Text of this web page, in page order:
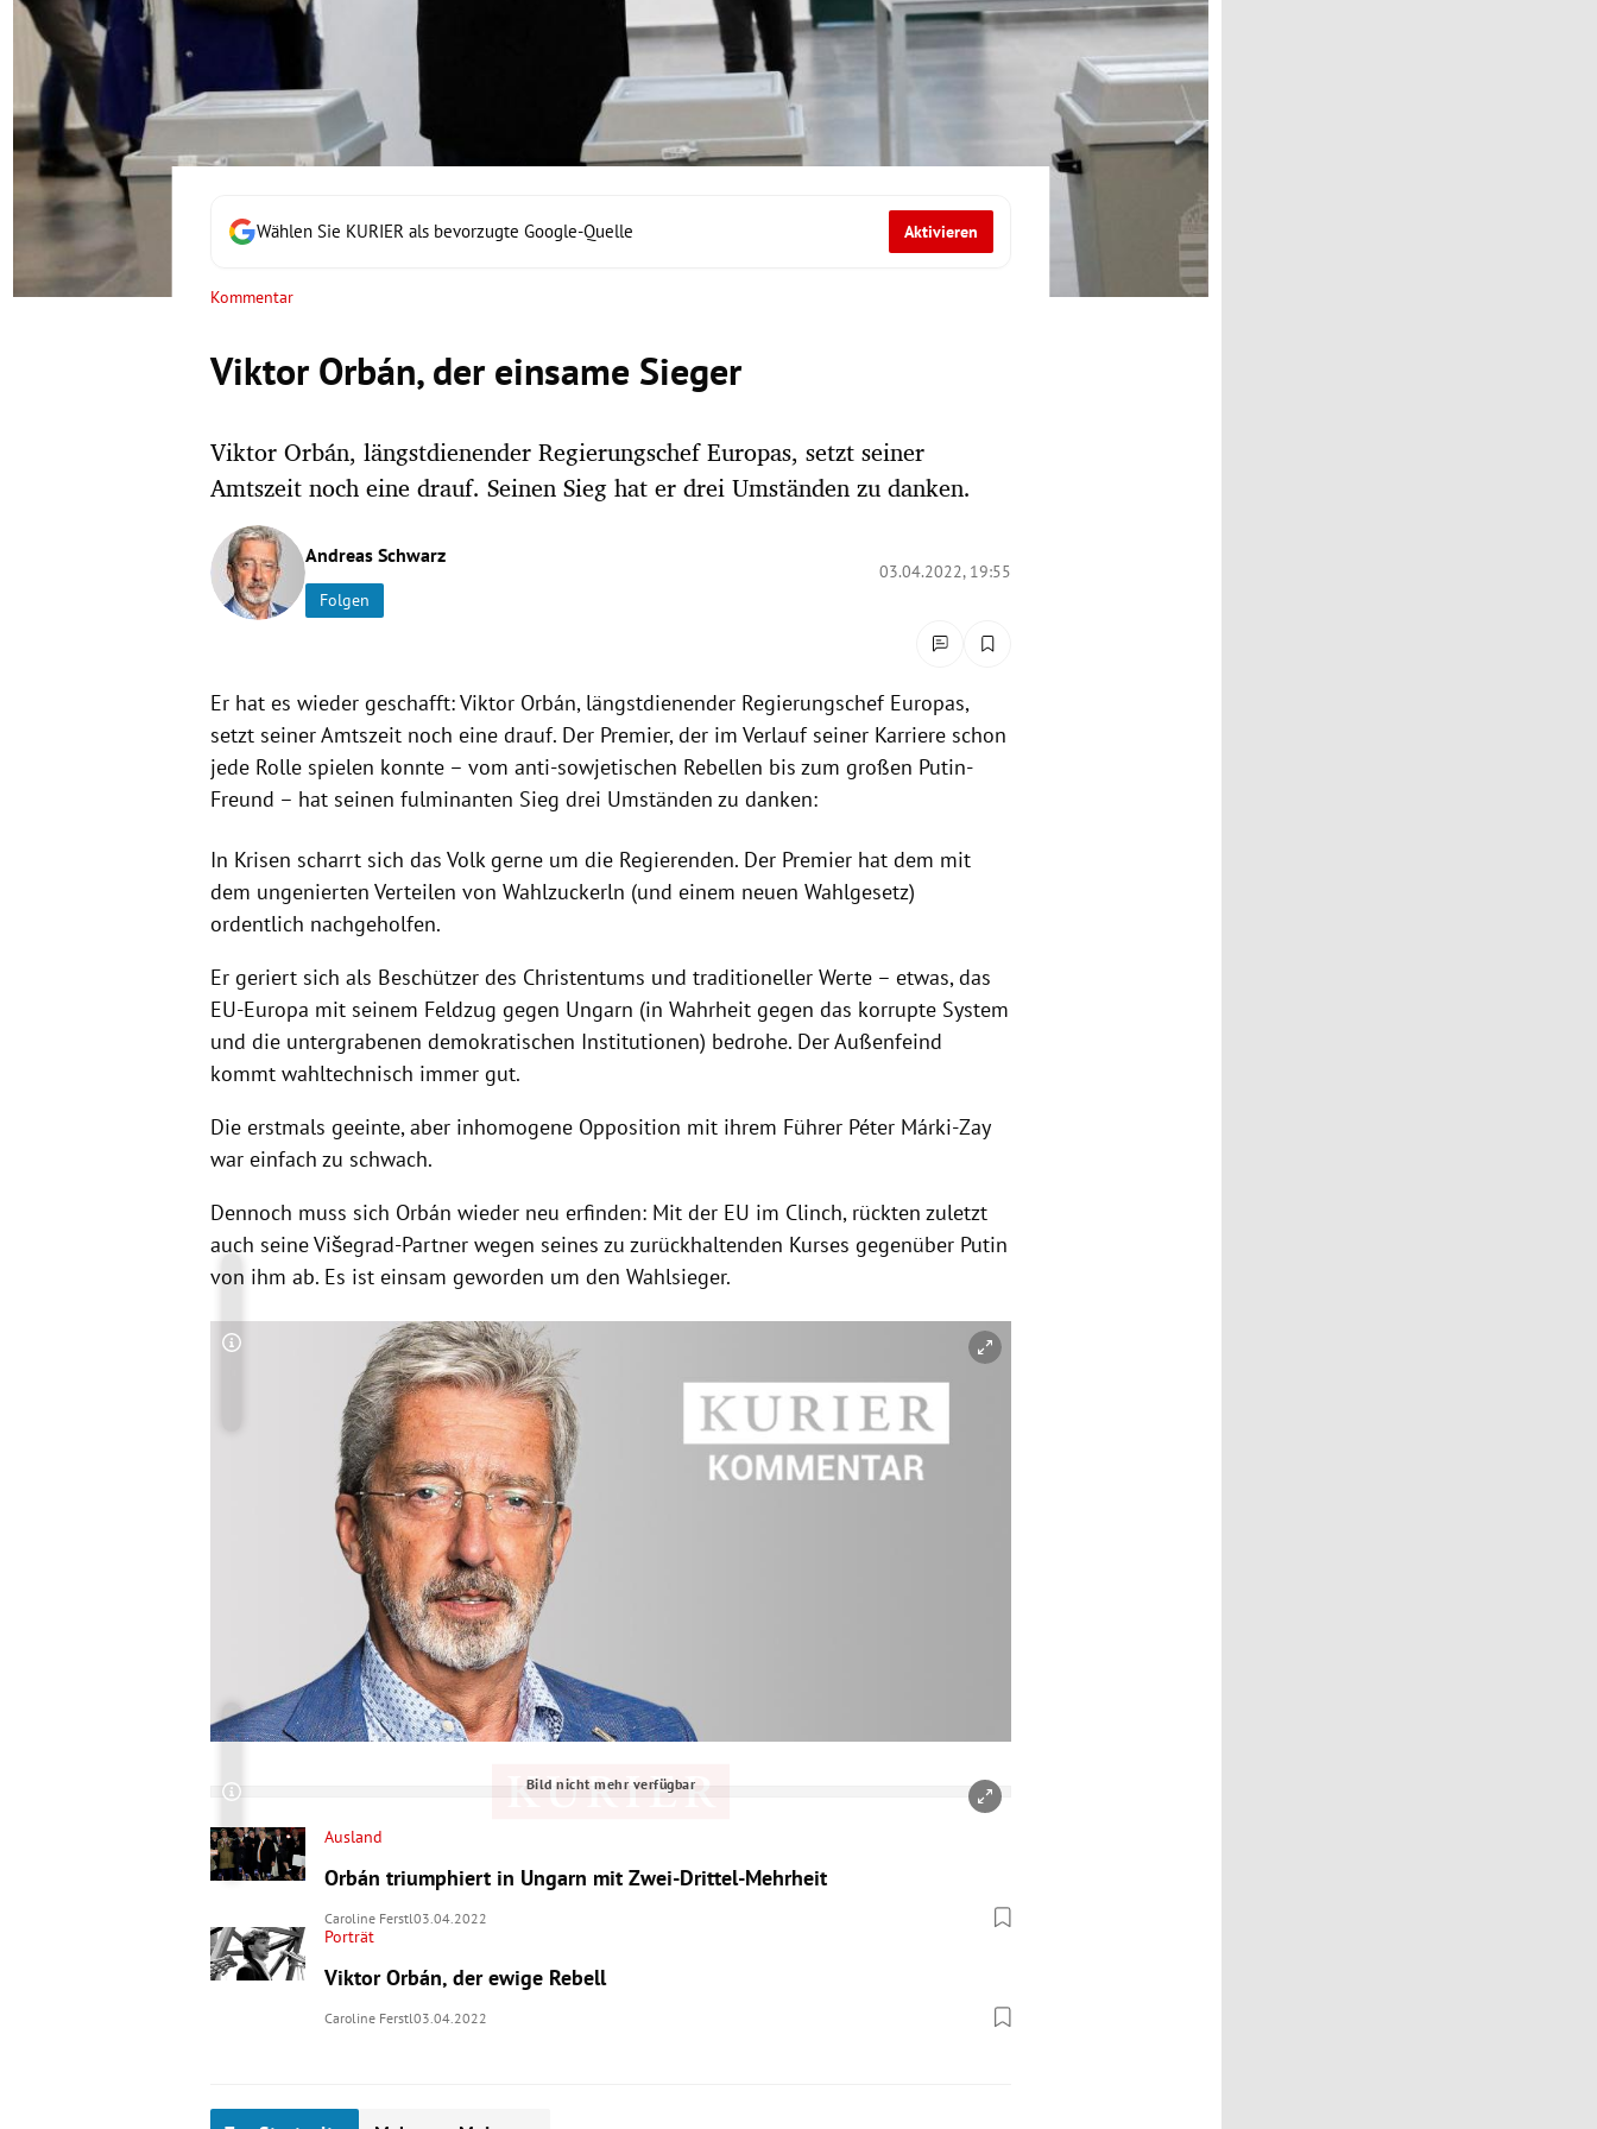
Untermenü
Untermenü
Untermenü
Untermenü
Untermenü
Wählen Sie KURIER als bevorzugte Google-Quelle Aktivieren
Kommentar
Viktor Orbán, der einsame Sieger
Viktor Orbán, längstdienender Regierungschef Europas, setzt seiner
Amtszeit noch eine drauf. Seinen Sieg hat er drei Umständen zu danken.
Andreas Schwarz
Folgen
03.04.2022, 19:55
Er hat es wieder geschafft: Viktor Orbán, längstdienender Regierungschef Europas,
setzt seiner Amtszeit noch eine drauf. Der Premier, der im Verlauf seiner Karriere schon
jede Rolle spielen konnte – vom anti-sowjetischen Rebellen bis zum großen Putin-
Freund – hat seinen fulminanten Sieg drei Umständen zu danken:
In Krisen scharrt sich das Volk gerne um die Regierenden. Der Premier hat dem mit
dem ungenierten Verteilen von Wahlzuckerln (und einem neuen Wahlgesetz)
ordentlich nachgeholfen.
Er geriert sich als Beschützer des Christentums und traditioneller Werte – etwas, das
EU-Europa mit seinem Feldzug gegen Ungarn (in Wahrheit gegen das korrupte System
und die untergrabenen demokratischen Institutionen) bedrohe. Der Außenfeind
kommt wahltechnisch immer gut.
Die erstmals geeinte, aber inhomogene Opposition mit ihrem Führer Péter Márki-Zay
war einfach zu schwach.
Dennoch muss sich Orbán wieder neu erfinden: Mit der EU im Clinch, rückten zuletzt
auch seine Višegrad-Partner wegen seines zu zurückhaltenden Kurses gegenüber Putin
von ihm ab. Es ist einsam geworden um den Wahlsieger.
Copyright-Hinweis öffnen/schließen
Bild nicht mehr verfügbar
Copyright-Hinweis öffnen/schließen
Ausland
Orbán triumphiert in Ungarn mit Zwei-Drittel-Mehrheit
Caroline Ferstl03.04.2022
Porträt
Viktor Orbán, der ewige Rebell
Caroline Ferstl03.04.2022